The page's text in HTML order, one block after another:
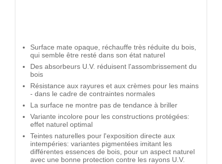
Surface mate opaque, réchauffe très réduite du bois,
qui semble être resté dans son état naturel
Des absorbeurs U.V. réduisent l'assombrissement du
bois
Résistance aux rayures et aux crèmes pour les mains
- dans le cadre de contraintes normales
La surface ne montre pas de tendance à briller
Variante incolore pour les constructions protégées:
effet naturel optimal
Teintes naturelles pour l'exposition directe aux
intempéries: variantes pigmentées imitant les
différentes essences de bois, pour un aspect naturel
avec une bonne protection contre les rayons U.V.